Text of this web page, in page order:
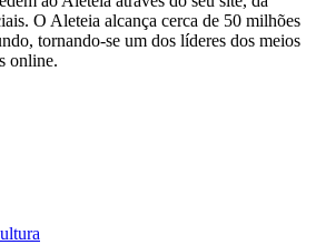
O Aleteia alcança cerca de 50 milhões
tornando-se um dos líderes dos meios
online.